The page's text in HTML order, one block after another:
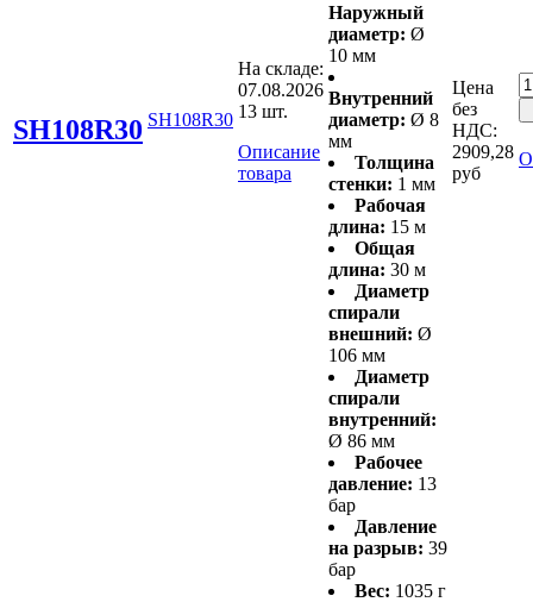
SH108R30 SH108R30
На складе:
07.08.2026
13 шт.
Описание
товара
Наружный
диаметр: Ø
10 мм
Внутренний
диаметр: Ø 8
мм
Толщина
стенки: 1 мм
Рабочая
длина: 15 м
Общая
длина: 30 м
Диаметр
спирали
внешний: Ø
106 мм
Диаметр
спирали
внутренний:
Ø 86 мм
Рабочее
давление: 13
бар
Давление
на разрыв: 39
бар
Вес: 1035 г
Цена
без
НДС:
2909,28
руб